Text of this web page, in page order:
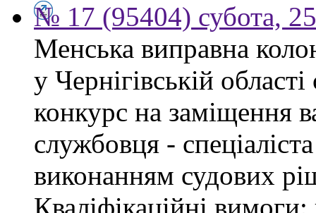
№ 17 (95404) субота,
Менська виправна
у Чернігівській
конкурс на заміщення
службовця -
виконанням судових
Кваліфікаційні